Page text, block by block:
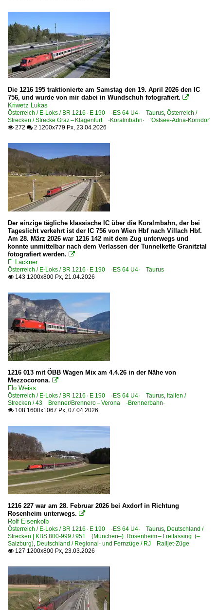
Österreich
Bahndienstfahrzeuge
X 962 P&T 08-475 Unimat 4S Universalstopfmaschine
Bahnhöfe
Bregenz
Breitenstein
Brixlegg
Bruck an der Mur
Graz Hauptbahnhof
Greifenburg-Weißensee
Innsbruck Hbf
Jenbach
Knittelfeld
Kufstein
Landeck-Zams
Leoben Hbf.
Mallnitz-Obervellach
Marchtrenk
Mürzzuschlag
Salzburg (sonstige)
Selzthal
Spielfeld-Strass (Grenzbahnhof)
Spittal-Millstättersee Bhf
Wien Hauptbahnhof
Wien Meidling
Wien Praterkai / Donaukai
Wien Praterstern
Wien Südbahnhof
Wien-Hütteldorf
Wien-West
Wörgl
~ Sonstige
Bahntechnische Anlagen und Kunstbauten
Die 1216 195 traktionierte am Samstag den 19. April 2026 den IC
756, und wurde von mir dabei in Wundschuh fotografiert. 
Kriwetz Lukas
Österreich / E-Loks / BR 1216 · E 190 ·ES 64 U4· Taurus, Österreich /
Strecken / Strecke Graz – Klagenfurt ·Koralmbahn· 'Ostsee-Adria-Korridor'
 272  2 1200x779 Px, 23.04.2026
Der einzige tägliche klassische IC über die Koralmbahn, der bei
Tageslicht verkehrt ist der IC 756 von Wien Hbf nach Villach Hbf.
Am 28. März 2026 war 1216 142 mit dem Zug unterwegs und
konnte unmittelbar nach dem Verlassen der Tunnelkette Granitztal
fotografiert werden. 
F. Lackner
Österreich / E-Loks / BR 1216 · E 190 ·ES 64 U4· Taurus
 143 1200x800 Px, 21.04.2026
1216 013 mit ÖBB Wagen Mix am 4.4.26 in der Nähe von
Mezzocorona. 
Flo Weiss
Österreich / E-Loks / BR 1216 · E 190 ·ES 64 U4· Taurus, Italien /
Strecken / 43 Brenner/Brennero – Verona ·Brennerbahn·
 108 1600x1067 Px, 07.04.2026
1216 227 war am 28. Februar 2026 bei Axdorf in Richtung
Rosenheim unterwegs. 
Rolf Eisenkolb
Österreich / E-Loks / BR 1216 · E 190 ·ES 64 U4· Taurus, Deutschland /
Strecken | KBS 800-999 / 951 (München–) Rosenheim – Freilassing (–
Salzburg), Deutschland / Regional- und Fernzüge / RJ Railjet-Züge
 127 1200x800 Px, 23.03.2026